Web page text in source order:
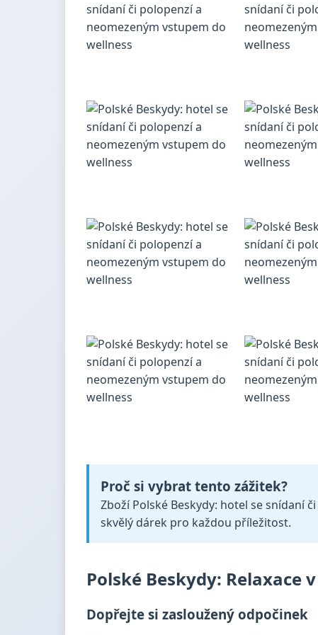
Proč si vybrat tento zážitek?
Zboží Polské Beskydy: hotel se snídaní
skvělý dárek pro každou příležitost.
Polské Beskydy: Relaxace
Dopřejte si zasloužený odpočinek